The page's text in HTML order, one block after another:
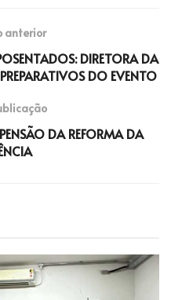
anterior
DIRETORA DA
DO EVENTO
DA REFORMA DA